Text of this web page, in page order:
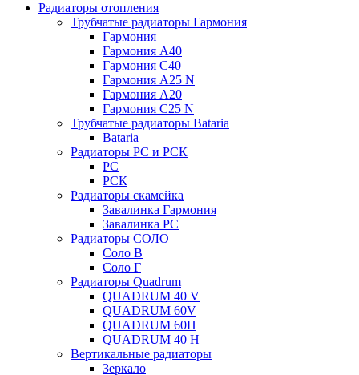
Радиаторы отопления
Трубчатые радиаторы Гармония
Гармония
Гармония А40
Гармония С40
Гармония А25 N
Гармония А20
Гармония С25 N
Трубчатые радиаторы Bataria
Bataria
Радиаторы РС и РСК
РС
РСК
Радиаторы скамейка
Завалинка Гармония
Завалинка РС
Радиаторы СОЛО
Соло В
Соло Г
Радиаторы Quadrum
QUADRUM 40 V
QUADRUM 60V
QUADRUM 60H
QUADRUM 40 H
Вертикальные радиаторы
Зеркало